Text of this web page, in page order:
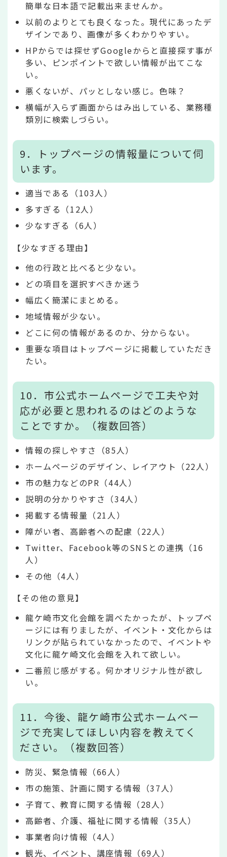
簡単な日本語で記載出来ませんか。
以前のよりとても良くなった。現代にあったデ
ザインであり、画像が多くわかりやすい。
HPからでは探せずGoogleからと直接探す事が
多い、ピンポイントで欲しい情報が出てこな
い。
悪くないが、パッとしない感じ。色味？
横幅が入らず画面からはみ出している、業務種
類別に検索しづらい。
9．トップページの情報量について伺
います。
適当である（103人）
多すぎる（12人）
少なすぎる（6人）
【少なすぎる理由】
他の行政と比べると少ない。
どの項目を選択すべきか迷う
幅広く簡潔にまとめる。
地域情報が少ない。
どこに何の情報があるのか、分からない。
重要な項目はトップページに掲載していただき
たい。
10．市公式ホームページで工夫や対
応が必要と思われるのはどのような
ことですか。（複数回答）
情報の探しやすさ（85人）
ホームページのデザイン、レイアウト（22人）
市の魅力などのPR（44人）
説明の分かりやすさ（34人）
掲載する情報量（21人）
障がい者、高齢者への配慮（22人）
Twitter、Facebook等のSNSとの連携（16
人）
その他（4人）
【その他の意見】
龍ケ崎市文化会館を調べたかったが、トップペ
ージには有りましたが、イベント・文化からは
リンクが貼られていなかったので、イベントや
文化に龍ケ崎文化会館を入れて欲しい。
二番煎じ感がする。何かオリジナル性が欲し
い。
11．今後、龍ケ崎市公式ホームペー
ジで充実してほしい内容を教えてく
ださい。（複数回答）
防災、緊急情報（66人）
市の施策、計画に関する情報（37人）
子育て、教育に関する情報（28人）
高齢者、介護、福祉に関する情報（35人）
事業者向け情報（4人）
観光、イベント、講座情報（69人）